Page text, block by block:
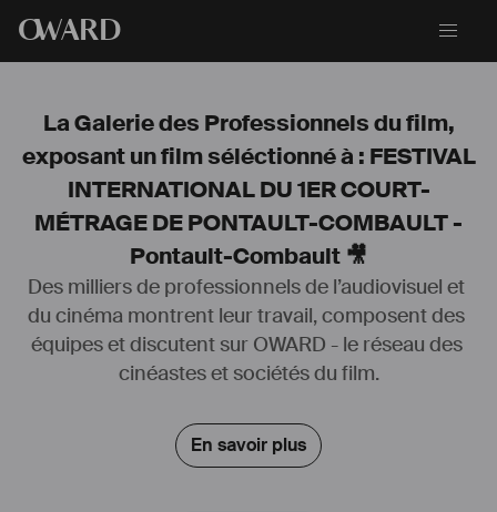
OWARD
La Galerie des Professionnels du film,
exposant un film séléctionné à : FESTIVAL
INTERNATIONAL DU 1ER COURT-
MÉTRAGE DE PONTAULT-COMBAULT -
Pontault-Combault 🎥
Des milliers de professionnels de l’audiovisuel et
du cinéma montrent leur travail, composent des
équipes et discutent sur OWARD - le réseau des
cinéastes et sociétés du film.
En savoir plus